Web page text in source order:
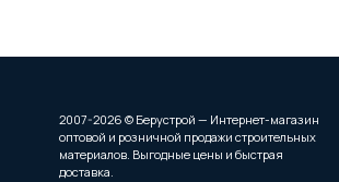
2007-2026 © Берустрой — Интернет-магазин
оптовой и розничной продажи строительных
материалов. Выгодные цены и быстрая
доставка.